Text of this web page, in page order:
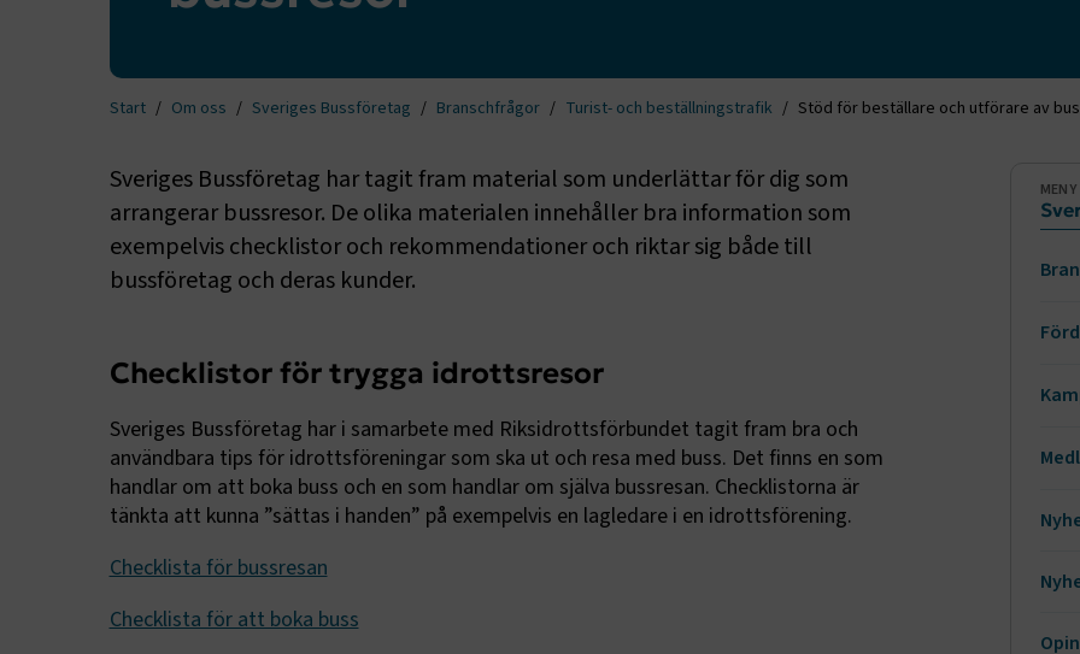
Start Om oss Sveriges Bussföretag Branschfrågor Turist- och beställningstrafik Stöd för beställare och utförare av
Sveriges Bussföretag har tagit fram material som underlättar för dig som
arrangerar bussresor. De olika materialen innehåller bra information som
exempelvis checklistor och rekommendationer och riktar sig både till
bussföretag och deras kunder.
Checklistor för trygga idrottsresor
Sveriges Bussföretag har i samarbete med Riksidrottsförbundet tagit fram bra och
användbara tips för idrottsföreningar som ska ut och resa med buss. Det finns en som
handlar om att boka buss och en som handlar om själva bussresan. Checklistorna är
tänkta att kunna ”sättas i handen” på exempelvis en lagledare i en idrottsförening.
Checklista för bussresan
Checklista för att boka buss
MENY